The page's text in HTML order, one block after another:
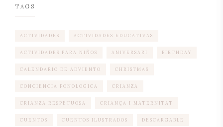
TAGS
ACTIVIDADES ACTIVIDADES EDUCATIVAS
ACTIVIDADES PARA NIÑOS ANIVERSARI BIRTHDAY
CALENDARIO DE ADVIENTO CHRISTMAS
CONCIENCIA FONOLOGICA CRIANZA
CRIANZA RESPETUOSA CRIANÇA I MATERNITAT
CUENTOS CUENTOS ILUSTRADOS DESCARGABLE